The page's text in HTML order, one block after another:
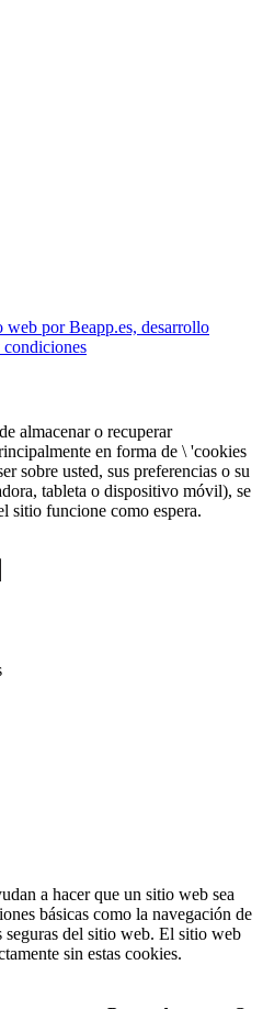
web por Beapp.es, desarrollo
almacenar o recuperar
en forma de \ 'cookies
sobre usted, sus preferencias o su
tableta o dispositivo móvil), se
sitio funcione como espera.
a hacer que un sitio web sea
básicas como la navegación de
seguras del sitio web. El sitio web
sin estas cookies.